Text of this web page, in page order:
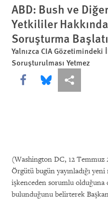
ABD: Bush ve
Yetkililer
Soruşturma
Yalnızca CIA Gözetimindeki
Soruşturulması Yetmez
Share this via Facebook
Share this via
More
(Washington DC, 12 Temmuz
Örgütü bugün yayınladığı
işkenceden sorumlu olduğuna
bulunduğunu belirterek